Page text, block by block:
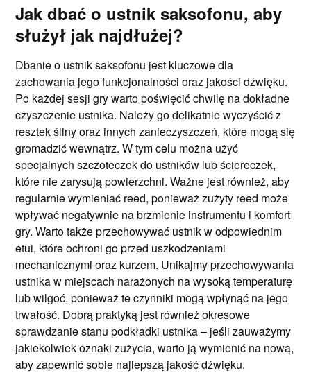
Jak dbać o ustnik saksofonu, aby
służył jak najdłużej?
Dbanie o ustnik saksofonu jest kluczowe dla
zachowania jego funkcjonalności oraz jakości dźwięku.
Po każdej sesji gry warto poświęcić chwilę na dokładne
czyszczenie ustnika. Należy go delikatnie wyczyścić z
resztek śliny oraz innych zanieczyszczeń, które mogą się
gromadzić wewnątrz. W tym celu można użyć
specjalnych szczoteczek do ustników lub ściereczek,
które nie zarysują powierzchni. Ważne jest również, aby
regularnie wymieniać reed, ponieważ zużyty reed może
wpływać negatywnie na brzmienie instrumentu i komfort
gry. Warto także przechowywać ustnik w odpowiednim
etui, które ochroni go przed uszkodzeniami
mechanicznymi oraz kurzem. Unikajmy przechowywania
ustnika w miejscach narażonych na wysoką temperaturę
lub wilgoć, ponieważ te czynniki mogą wpłynąć na jego
trwałość. Dobrą praktyką jest również okresowe
sprawdzanie stanu podkładki ustnika – jeśli zauważymy
jakiekolwiek oznaki zużycia, warto ją wymienić na nową,
aby zapewnić sobie najlepszą jakość dźwięku.